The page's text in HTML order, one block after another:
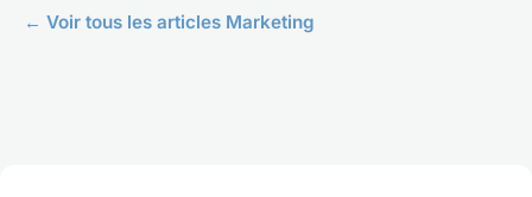
← Voir tous les articles Marketing